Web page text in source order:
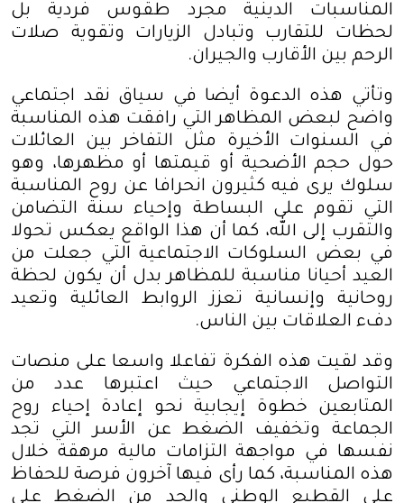
المناسبات الدينية مجرد طقوس فردية بل
لحظات للتقارب وتبادل الزيارات وتقوية صلات
الرحم بين الأقارب والجيران.
وتأتي هذه الدعوة أيضا في سياق نقد اجتماعي
واضح لبعض المظاهر التي رافقت هذه المناسبة
في السنوات الأخيرة مثل التفاخر بين العائلات
حول حجم الأضحية أو قيمتها أو مظهرها، وهو
سلوك يرى فيه كثيرون انحرافا عن روح المناسبة
التي تقوم على البساطة وإحياء سنة التضامن
والتقرب إلى الله، كما أن هذا الواقع يعكس تحولا
في بعض السلوكات الاجتماعية التي جعلت من
العيد أحيانا مناسبة للمظاهر بدل أن يكون لحظة
روحانية وإنسانية تعزز الروابط العائلية وتعيد
دفء العلاقات بين الناس.
وقد لقيت هذه الفكرة تفاعلا واسعا على منصات
التواصل الاجتماعي حيث اعتبرها عدد من
المتابعين خطوة إيجابية نحو إعادة إحياء روح
الجماعة وتخفيف الضغط عن الأسر التي تجد
نفسها في مواجهة التزامات مالية مرهقة خلال
هذه المناسبة، كما رأى فيها آخرون فرصة للحفاظ
على القطيع الوطني والحد من الضغط على